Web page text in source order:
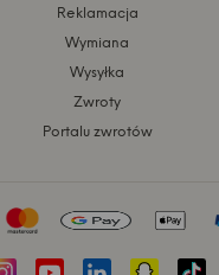
Reklamacja
Wymiana
Wysyłka
Zwroty
Portalu zwrotów